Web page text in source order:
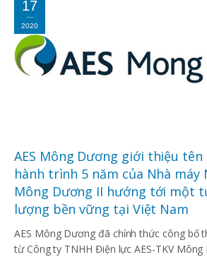
17
2020
AES Mông Dương giới thiệu tên
hành trình 5 năm của Nhà máy
Mông Dương II hướng tới một
lượng bền vững tại Việt Nam
AES Mông Dương đã chính thức công bố
từ Công ty TNHH Điện lực AES-TKV